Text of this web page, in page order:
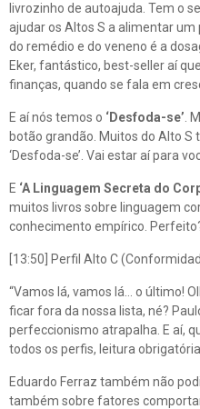
livrozinho de autoajuda. Tem o
ajudar os Altos S a alimentar
do remédio e do veneno é a
Eker, fantástico, best-seller aí
finanças, quando se fala em
E aí nós temos o ‘Desfoda-se’ .
botão grandão. Muitos do Alto S
‘Desfoda-se’. Vai estar aí para
E ‘A Linguagem Secreta do
muitos livros sobre linguagem
conhecimento empírico.
[13:50] Perfil Alto C
“Vamos lá, vamos lá… o último!
ficar fora da nossa lista, né?
perfeccionismo atrapalha. E aí,
todos os perfis, leitura obrigatória
Eduardo Ferraz também não
também sobre fatores